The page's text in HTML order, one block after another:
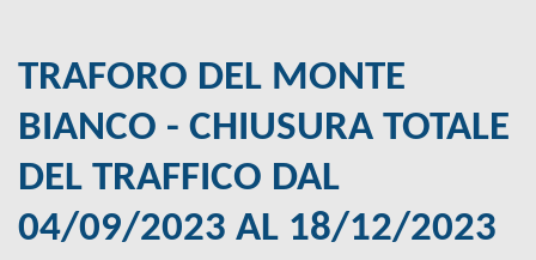
TRAFORO DEL MONTE
BIANCO - CHIUSURA TOTALE
DEL TRAFFICO DAL
04/09/2023 AL 18/12/2023